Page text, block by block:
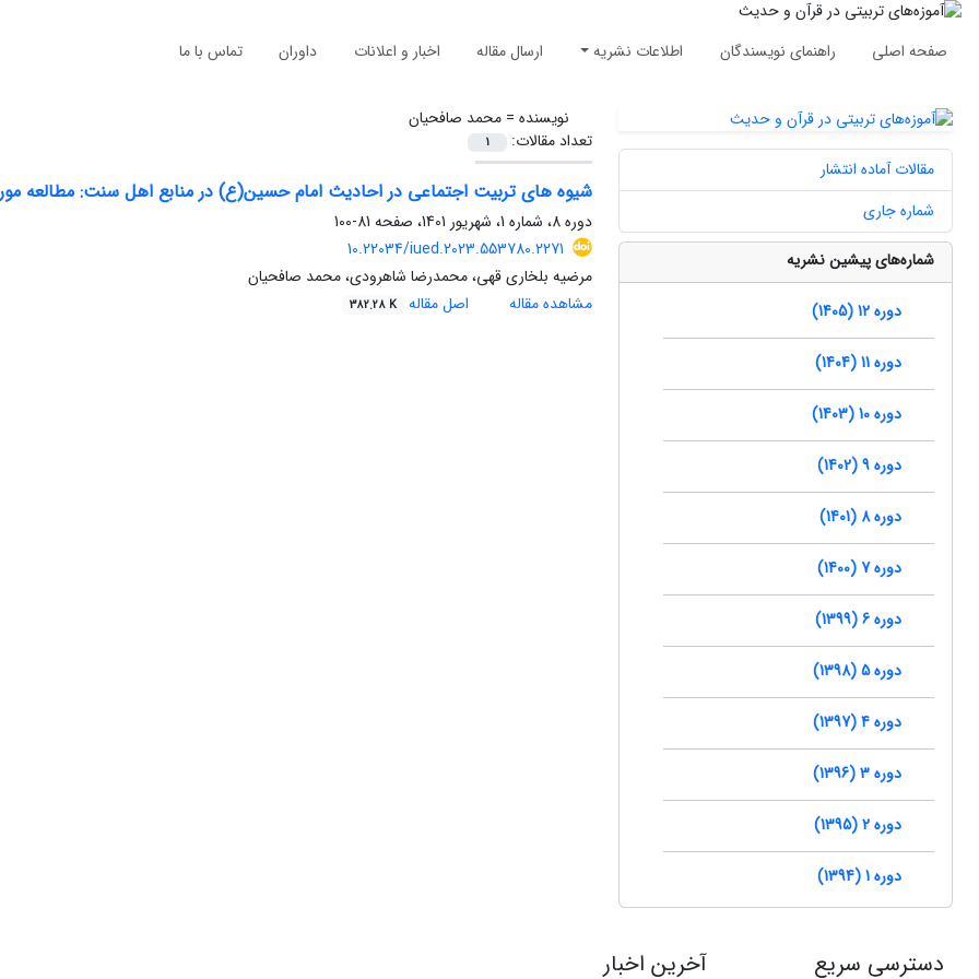
صفحه اصلی راهنمای نویسندگان اطلاعات نشریه ارسال مقاله اخبار و اعلانات داوران تماس با ما
نویسنده =محمد صافحیان
تعداد مقالات:
1
شیوه های تربیت اجتماعی در احادیث امام حسین(ع) در منابع اهل سنت: مطالعه
دوره 8، شماره 1، شهریور 1401، صفحه
81-100
10.22034/iued.2023.553780.2271
مرضیه بلخاری قهی، محمدرضا شاهرودی، محمد صافحیان
مشاهده مقاله
اصل مقاله 382.28 K
مقالات آماده انتشار
شماره جاری
شماره‌های پیشین نشریه
دوره 12 (1405)
دوره 11 (1404)
دوره 10 (1403)
دوره 9 (1402)
دوره 8 (1401)
دوره 7 (1400)
دوره 6 (1399)
دوره 5 (1398)
دوره 4 (1397)
دوره 3 (1396)
دوره 2 (1395)
دوره 1 (1394)
دسترسی سریع آخرین اخبار